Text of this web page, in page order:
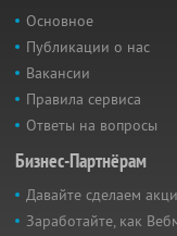
Основное
Публикации о нас
Вакансии
Правила сервиса
Ответы на вопросы
Бизнес-Партнёрам
Давайте сделаем
Заработайте, как